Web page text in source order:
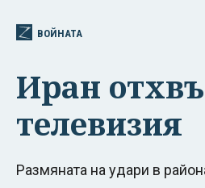
ВОЙНАТА
Иран
телевизия
Размяната на удари в